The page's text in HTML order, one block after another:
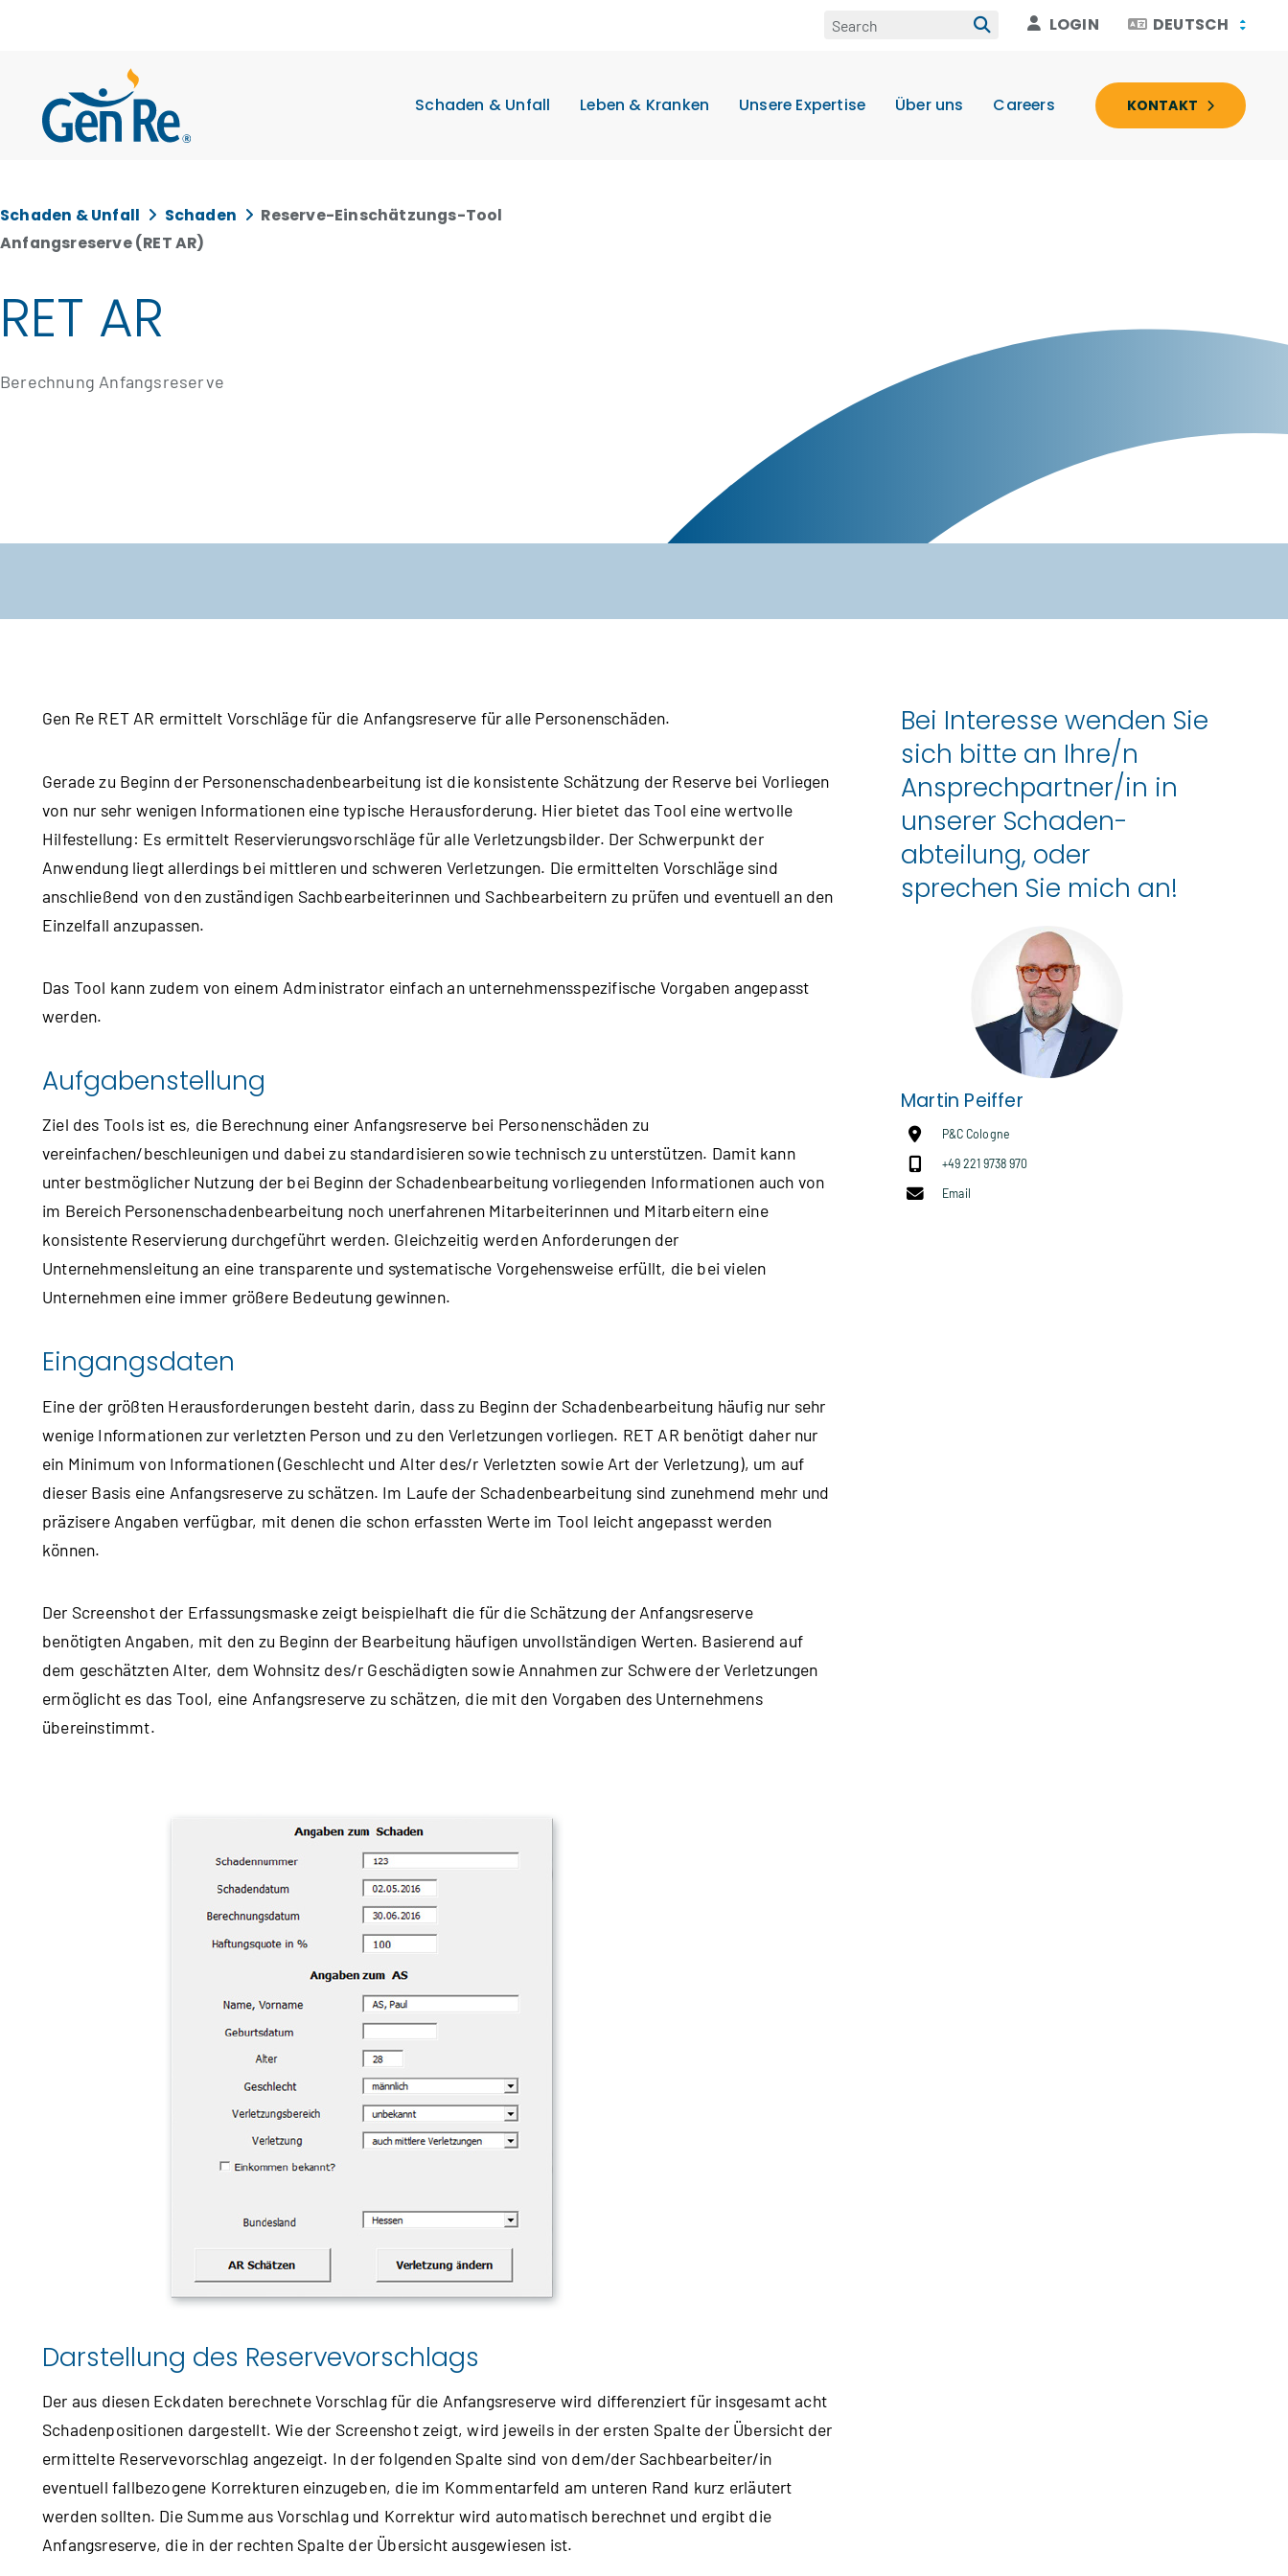
LOGIN DEUTSCH
Schaden & Unfall Leben & Kranken Unsere Expertise Über uns Careers KONTAKT
Schaden & Unfall Schaden
Reserve-Einschätzungs-Tool
Anfangsreserve (RET AR)
RET AR
Berechnung Anfangsreserve
Gen Re RET AR ermittelt Vorschläge für die Anfangsreserve für alle Personenschäden.
Gerade zu Beginn der Personenschadenbearbeitung ist die konsistente Schätzung der Reserve bei Vorliegen
von nur sehr wenigen Informationen eine typische Herausforderung. Hier bietet das Tool eine wertvolle
Hilfestellung: Es ermittelt Reservierungsvorschläge für alle Verletzungsbilder. Der Schwerpunkt der
Anwendung liegt allerdings bei mittleren und schweren Verletzungen. Die ermittelten Vorschläge sind
anschließend von den zuständigen Sachbearbeiterinnen und Sachbearbeitern zu prüfen und eventuell an den
Einzelfall anzupassen.
Das Tool kann zudem von einem Administrator einfach an unternehmensspezifische Vorgaben angepasst
werden.
Aufgabenstellung
Ziel des Tools ist es, die Berechnung einer Anfangsreserve bei Personenschäden zu
vereinfachen/beschleunigen und dabei zu standardisieren sowie technisch zu unterstützen. Damit kann
unter bestmöglicher Nutzung der bei Beginn der Schadenbearbeitung vorliegenden Informationen auch von
im Bereich Personenschadenbearbeitung noch unerfahrenen Mitarbeiterinnen und Mitarbeitern eine
konsistente Reservierung durchgeführt werden. Gleichzeitig werden Anforderungen der
Unternehmensleitung an eine transparente und systematische Vorgehensweise erfüllt, die bei vielen
Unternehmen eine immer größere Bedeutung gewinnen.
Eingangsdaten
Eine der größten Herausforderungen besteht darin, dass zu Beginn der Schadenbearbeitung häufig nur sehr
wenige Informationen zur verletzten Person und zu den Verletzungen vorliegen. RET AR benötigt daher nur
ein Minimum von Informationen (Geschlecht und Alter des/r Verletzten sowie Art der Verletzung), um auf
dieser Basis eine Anfangsreserve zu schätzen. Im Laufe der Schadenbearbeitung sind zunehmend mehr und
präzisere Angaben verfügbar, mit denen die schon erfassten Werte im Tool leicht angepasst werden
können.
Der Screenshot der Erfassungsmaske zeigt beispielhaft die für die Schätzung der Anfangsreserve
benötigten Angaben, mit den zu Beginn der Bearbeitung häufigen unvollständigen Werten. Basierend auf
dem geschätzten Alter, dem Wohnsitz des/r Geschädigten sowie Annahmen zur Schwere der Verletzungen
ermöglicht es das Tool, eine Anfangsreserve zu schätzen, die mit den Vorgaben des Unternehmens
übereinstimmt.
Darstellung des Reservevorschlags
Der aus diesen Eckdaten berechnete Vorschlag für die Anfangsreserve wird differenziert für insgesamt acht
Schadenpositionen dargestellt. Wie der Screenshot zeigt, wird jeweils in der ersten Spalte der Übersicht der
ermittelte Reservevorschlag angezeigt. In der folgenden Spalte sind von dem/der Sachbearbeiter/in
eventuell fallbezogene Korrekturen einzugeben, die im Kommentarfeld am unteren Rand kurz erläutert
werden sollten. Die Summe aus Vorschlag und Korrektur wird automatisch berechnet und ergibt die
Anfangsreserve, die in der rechten Spalte der Übersicht ausgewiesen ist.
Bei Interesse wenden Sie
sich bitte an Ihre/n
Ansprech­partner/in in
unserer Schaden­
abteilung, oder
sprechen Sie mich an!
Martin Peiffer
P&C Cologne
+49 221 9738 970
Email